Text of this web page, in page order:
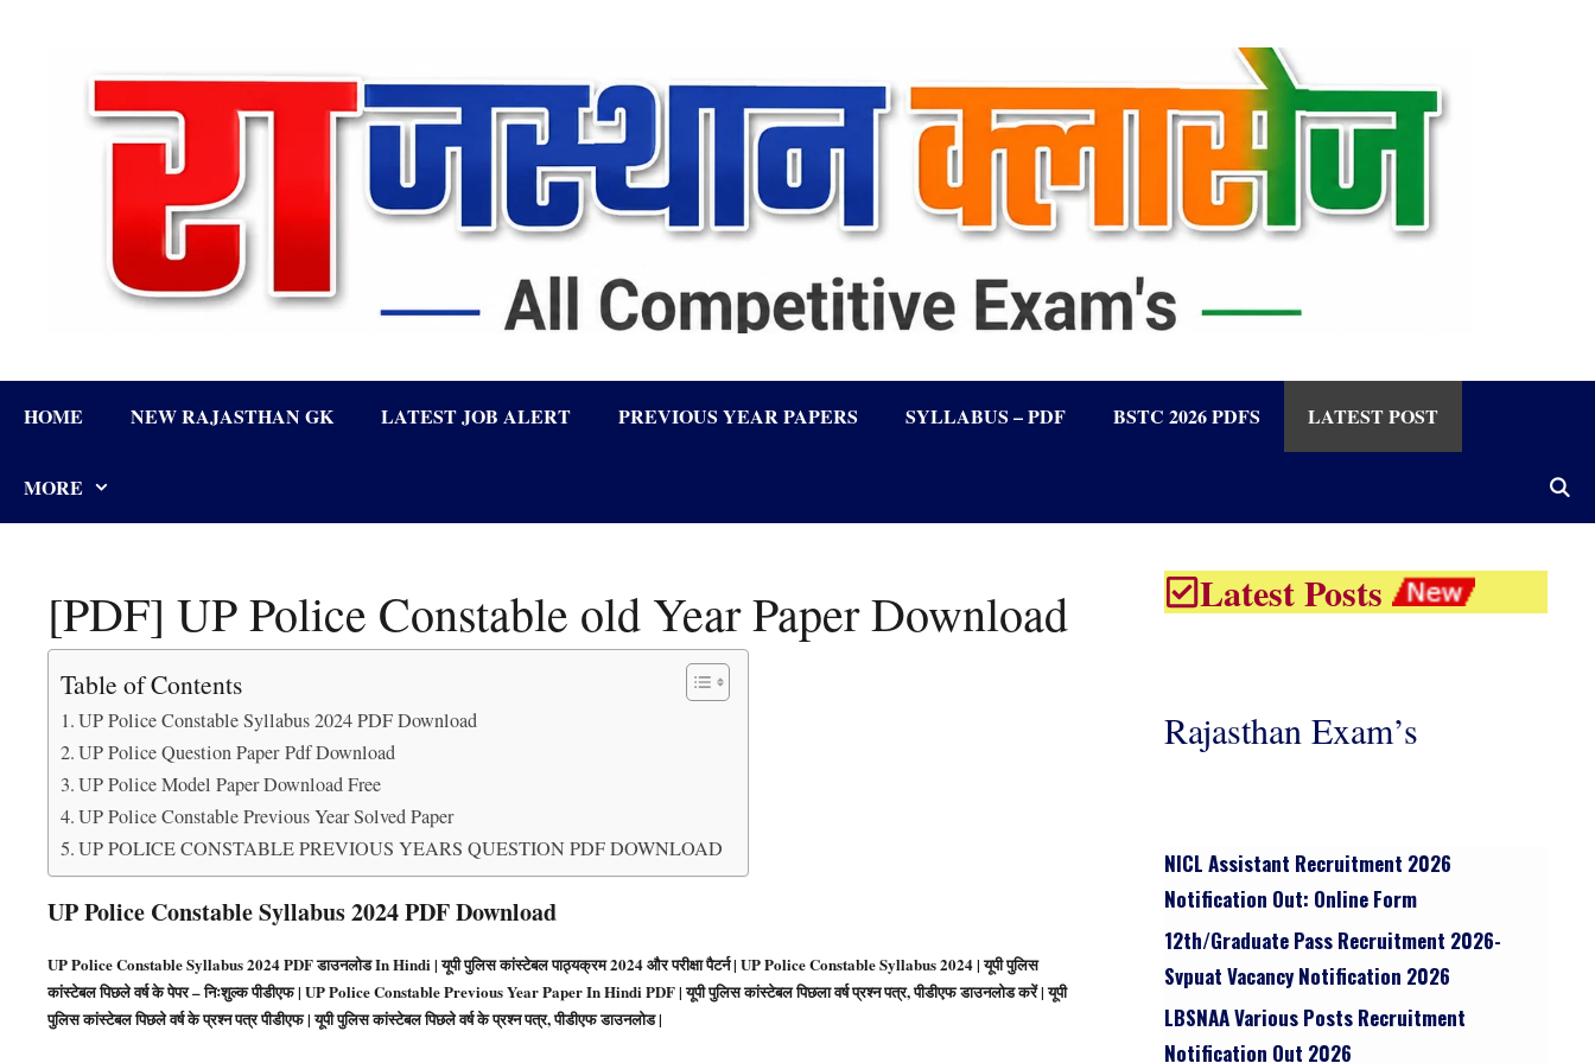
HOME NEW RAJASTHAN GK LATEST JOB ALERT PREVIOUS YEAR PAPERS SYLLABUS – PDF BSTC 2026 PDFS LATEST POST
MORE
[PDF] UP Police Constable old Year Paper Download
Table of Contents
UP Police Constable Syllabus 2024 PDF Download
UP Police Question Paper Pdf Download
UP Police Model Paper Download Free
UP Police Constable Previous Year Solved Paper
UP POLICE CONSTABLE PREVIOUS YEARS QUESTION PDF DOWNLOAD
UP Police Constable Syllabus 2024 PDF Download
UP Police Constable Syllabus 2024 PDF डाउनलोड In Hindi | यूपी पुलिस कांस्टेबल पाठ्यक्रम 2024 और परीक्षा पैटर्न | UP Police Constable Syllabus 2024 | यूपी पुलिस
कांस्टेबल पिछले वर्ष के पेपर – निःशुल्क पीडीएफ | UP Police Constable Previous Year Paper In Hindi PDF | यूपी पुलिस कांस्टेबल पिछला वर्ष प्रश्न पत्र, पीडीएफ डाउनलोड करें | यूपी
पुलिस कांस्टेबल पिछले वर्ष के प्रश्न पत्र पीडीएफ | यूपी पुलिस कांस्टेबल पिछले वर्ष के प्रश्न पत्र, पीडीएफ डाउनलोड |
Latest Posts
Rajasthan Exam’s
NICL Assistant Recruitment 2026
Notification Out: Online Form
12th/graduate Pass Recruitment 2026-
Svpuat Vacancy Notification 2026
LBSNAA Various Posts Recruitment
Notification Out 2026